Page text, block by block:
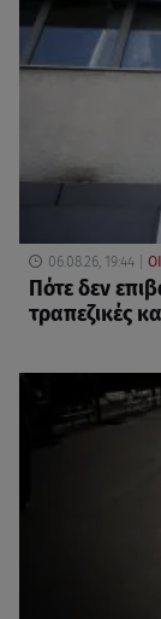
06.08.26, 19:44
Πότε δεν
τραπεζικές